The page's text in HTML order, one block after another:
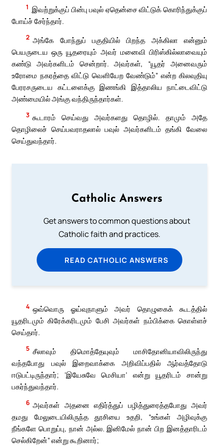
1 இவற்றுக்குப் பின்பு பவுல் ஏதென்சை விட்டுக் கொரிந்துக்குப்
போய்ச் சேர்ந்தார்.
2 அங்கே போந்துப் பகுதியில் பிறந்த அக்கிலா என்னும்
பெயருடைய ஒரு யூதரையும் அவர் மனைவி பிரிஸ்கில்லாவையும்
கண்டு அவர்களிடம் சென்றார். அவர்கள், “யூதர் அனைவரும்
உரோமை நகரத்தை விட்டு வெளியேற வேண்டும்” என்ற கிலவுதியு
பேரரசருடைய கட்டளைக்கு இணங்கி இத்தாலிய நாட்டைவிட்டு
அண்மையில் அங்கு வந்திருந்தார்கள்.
3 கூடாரம் செய்வது அவர்களது தொழில். தாமும் அதே
தொழிலைச் செய்பவராதலால் பவுல் அவர்களிடம் தங்கி வேலை
செய்துவந்தார்.
Catholic Answers
Get answers to common questions about
Catholic faith and practices.
READ CATHOLIC ANSWERS
4 ஒவ்வொரு ஓய்வுநாளும் அவர் தொழுகைக் கூடத்தில்
யூதரிடமும் கிரேக்கரிடமும் பேசி அவர்கள் நம்பிக்கை கொள்ளச்
செய்தார்.
5 சீலாவும் திமொத்தேயுவும் மாசிதோனியாவிலிருந்து
வந்தபோது பவுல் இறைவாக்கை அறிவிப்பதில் ஆர்வத்தோடு
ஈடுபட்டிருந்தார்; ‘இயேசுவே மெசியா’ என்று யூதரிடம் சான்று
பகர்ந்துவந்தார்.
6 அவர்கள் அதனை எதிர்த்துப் பழித்துரைத்தபோது அவர்
தமது மேலுடையிலிருந்த தூசியை உதறி, “உங்கள் அழிவுக்கு
நீங்களே பொறுப்பு, நான் அல்ல. இனிமேல் நான் பிற இனத்தாரிடம்
செல்கிறேன்” என்று கூறினார்;